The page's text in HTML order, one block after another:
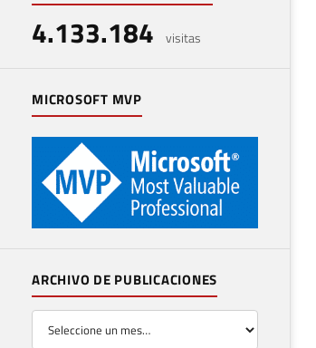
4.133.184 visitas
MICROSOFT MVP
ARCHIVO DE PUBLICACIONES